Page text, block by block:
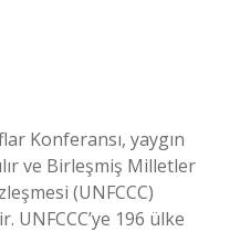
Konferansı, yaygın
ve Birleşmiş Milletler
(UNFCCC)
UNFCCC’ye 196 ülke